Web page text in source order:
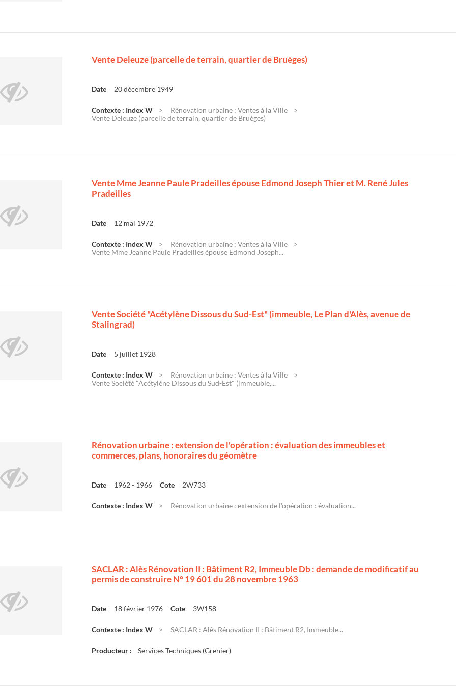
Vente Deleuze (parcelle de terrain, quartier de Bruèges)
Date 20 décembre 1949
Contexte : Index W
Rénovation urbaine : Ventes à la Ville
Vente Deleuze (parcelle de terrain, quartier de Bruèges)
Vente Mme Jeanne Paule Pradeilles épouse Edmond Joseph Thier et M. René Jules
Pradeilles
Date 12 mai 1972
Contexte : Index W
Rénovation urbaine : Ventes à la Ville
Vente Mme Jeanne Paule Pradeilles épouse Edmond Joseph...
Vente Société "Acétylène Dissous du Sud-Est" (immeuble, Le Plan d'Alès, avenue de
Stalingrad)
Date 5 juillet 1928
Contexte : Index W
Rénovation urbaine : Ventes à la Ville
Vente Société "Acétylène Dissous du Sud-Est" (immeuble,...
Rénovation urbaine : extension de l'opération : évaluation des immeubles et
commerces, plans, honoraires du géomètre
Date 1962 - 1966 Cote 2W733
Contexte : Index W Rénovation urbaine : extension de l'opération : évaluation...
SACLAR : Alès Rénovation II : Bâtiment R2, Immeuble Db : demande de modificatif au
permis de construire N° 19 601 du 28 novembre 1963
Date 18 février 1976 Cote 3W158
Contexte : Index W SACLAR : Alès Rénovation II : Bâtiment R2, Immeuble...
Producteur : Services Techniques (Grenier)